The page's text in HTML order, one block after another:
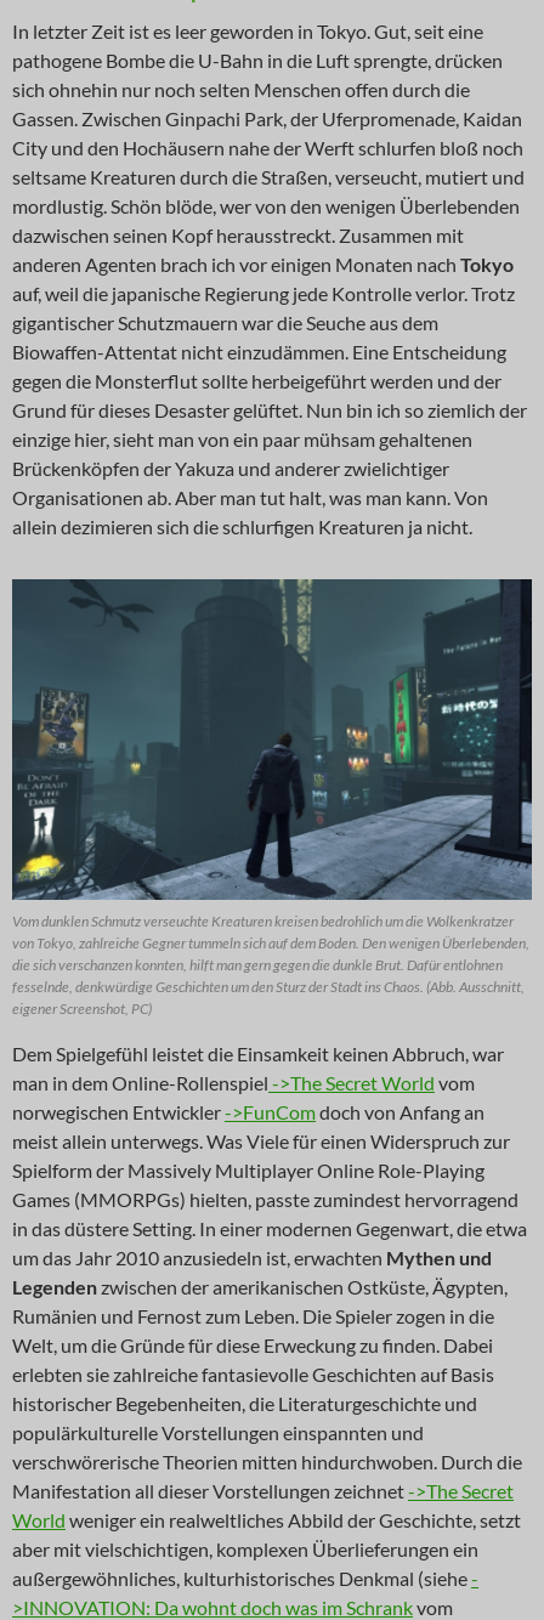
In letzter Zeit ist es leer geworden in Tokyo. Gut, seit eine
pathogene Bombe die U-Bahn in die Luft sprengte, drücken
sich ohnehin nur noch selten Menschen offen durch die
Gassen. Zwischen Ginpachi Park, der Uferpromenade, Kaidan
City und den Hochäusern nahe der Werft schlurfen bloß noch
seltsame Kreaturen durch die Straßen, verseucht, mutiert und
mordlustig. Schön blöde, wer von den wenigen Überlebenden
dazwischen seinen Kopf herausstreckt. Zusammen mit
anderen Agenten brach ich vor einigen Monaten nach Tokyo
auf, weil die japanische Regierung jede Kontrolle verlor. Trotz
gigantischer Schutzmauern war die Seuche aus dem
Biowaffen-Attentat nicht einzudämmen. Eine Entscheidung
gegen die Monsterflut sollte herbeigeführt werden und der
Grund für dieses Desaster gelüftet. Nun bin ich so ziemlich der
einzige hier, sieht man von ein paar mühsam gehaltenen
Brückenköpfen der Yakuza und anderer zwielichtiger
Organisationen ab. Aber man tut halt, was man kann. Von
allein dezimieren sich die schlurfigen Kreaturen ja nicht.
Vom dunklen Schmutz verseuchte Kreaturen kreisen bedrohlich um die Wolkenkratzer
von Tokyo, zahlreiche Gegner tummeln sich auf dem Boden. Den wenigen Überlebenden,
die sich verschanzen konnten, hilft man gern gegen die dunkle Brut. Dafür entlohnen
fesselnde, denkwürdige Geschichten um den Sturz der Stadt ins Chaos. (Abb. Ausschnitt,
eigener Screenshot, PC)
Dem Spielgefühl leistet die Einsamkeit keinen Abbruch, war
man in dem Online-Rollenspiel ->The Secret World vom
norwegischen Entwickler->FunComdoch von Anfang an
meist allein unterwegs. Was Viele für einen Widerspruch zur
Spielform der Massively Multiplayer Online Role-Playing
Games (MMORPGs) hielten, passte zumindest hervorragend
in das düstere Setting. In einer modernen Gegenwart, die etwa
um das Jahr 2010 anzusiedeln ist, erwachten Mythen und
Legendenzwischen der amerikanischen Ostküste, Ägypten,
Rumänien und Fernost zum Leben. Die Spieler zogen in die
Welt, um die Gründe für diese Erweckung zu finden. Dabei
erlebten sie zahlreiche fantasievolle Geschichten auf Basis
historischer Begebenheiten, die Literaturgeschichte und
populärkulturelle Vorstellungen einspannten und
verschwörerische Theorien mitten hindurchwoben. Durch die
Manifestation all dieser Vorstellungen zeichnet->The Secret
World weniger ein realweltliches Abbild der Geschichte, setzt
aber mit vielschichtigen, komplexen Überlieferungen ein
außergewöhnliches, kulturhistorisches Denkmal (siehe-
>INNOVATION: Da wohnt doch was im Schrankvom